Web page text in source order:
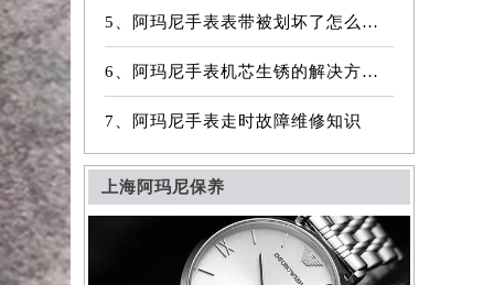
5、阿玛尼手表表带被划坏了怎么办？
6、阿玛尼手表机芯生锈的解决方法（怎样解决阿玛尼手表机芯生锈的问题）
7、阿玛尼手表走时故障维修知识
上海阿玛尼保养